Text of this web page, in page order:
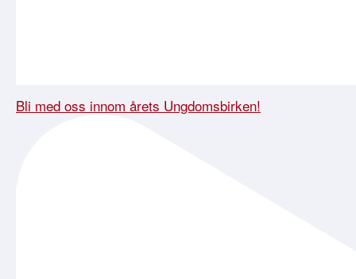
Bli med oss innom årets Ungdomsbirken!